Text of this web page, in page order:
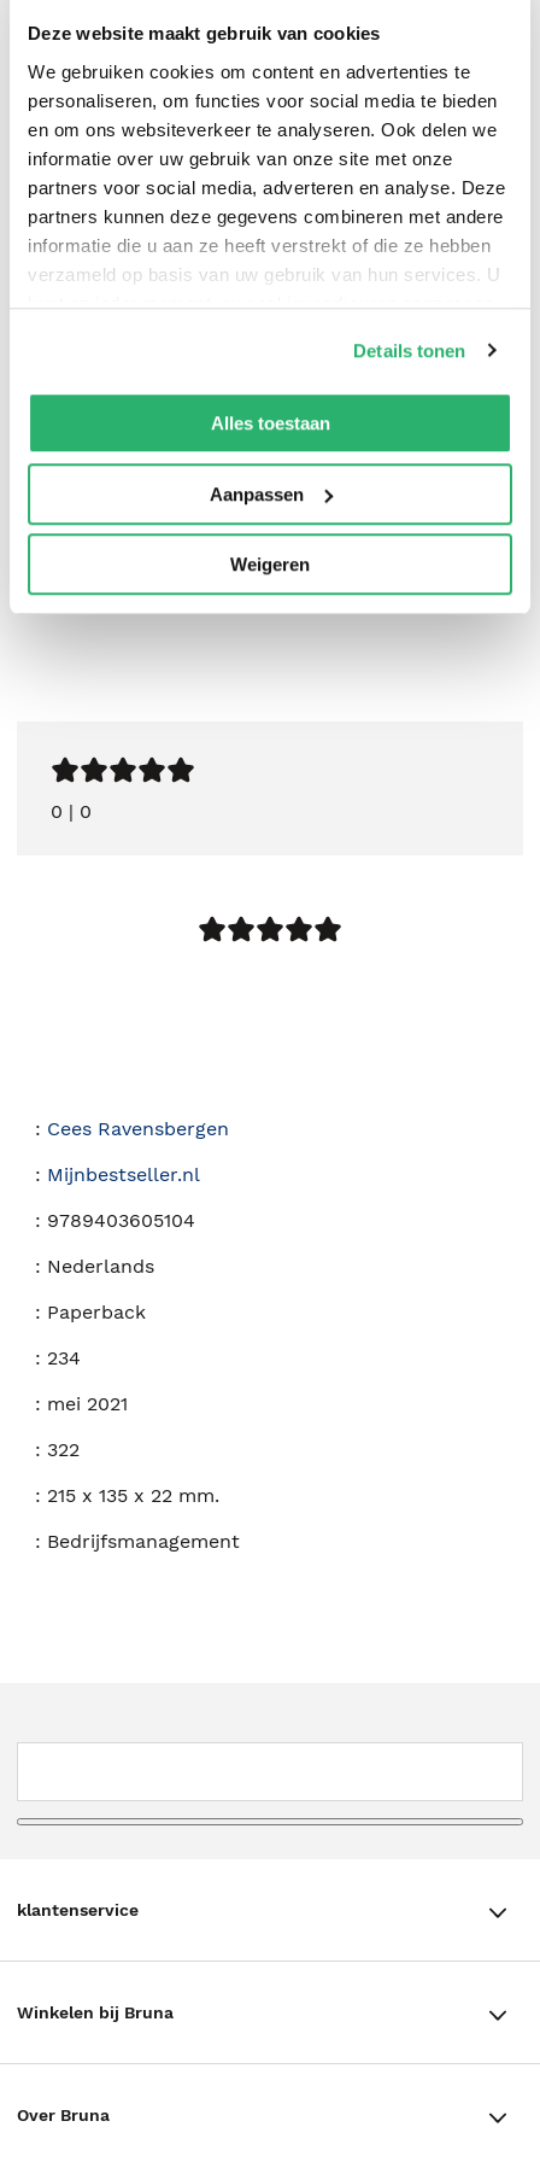
Deze website maakt gebruik van cookies
We gebruiken cookies om content en advertenties te
personaliseren, om functies voor social media te bieden
en om ons websiteverkeer te analyseren. Ook delen we
informatie over uw gebruik van onze site met onze
partners voor social media, adverteren en analyse. Deze
partners kunnen deze gegevens combineren met andere
informatie die u aan ze heeft verstrekt of die ze hebben
verzameld op basis van uw gebruik van hun services. U
kunt op ieder moment uw cookievoorkeuren aanpassen
We werken samen met42 derdendie uw gegevens
kunnen ontvangen en verwerken.
Details tonen
Alles toestaan
Aanpassen
Weigeren
neem ik je mee naar wijsheid die als uitgangspunt kan
dienen voor een nieuwe kijk op financiën. Er ligt een
krachtige oproep om vol liefde aan de slag te gaan
met Gods geld. “In Sparen met de kraan open geeft
Cees Ravensbergen nieuwe, frisse ideeën over
investeren van geld vanuit Bijbelse perspectief. Ik
geniet nu van mijn pensioen, maar ik wilde dat ik veel
eerder met de gedachten vanuit dit boek kennis had
genomen!” Peter J. Briscoe Met een voorwoord van
Cees Ravensbergen.
0 | 0
: Cees Ravensbergen
: Mijnbestseller.nl
: 9789403605104
: Nederlands
: Paperback
: 234
: mei 2021
: 322
: 215 x 135 x 22 mm.
: Bedrijfsmanagement
klantenservice
Winkelen bij Bruna
Over Bruna